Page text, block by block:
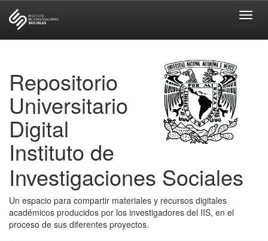
Repositorio
Universitario
Digital
Instituto de
Investigaciones Sociales
Un espacio para compartir materiales y recursos digitales
académicos producidos por los investigadores del IIS, en el
proceso de sus diferentes proyectos.